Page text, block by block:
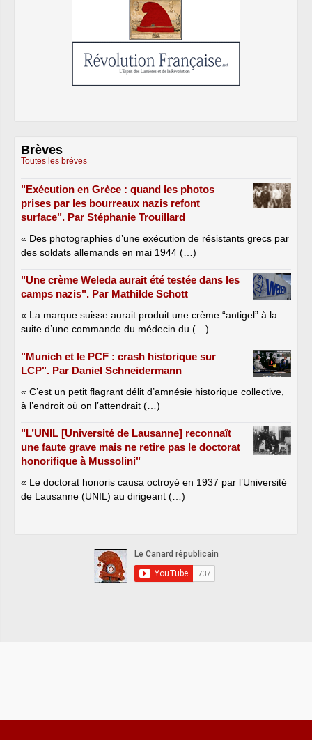
Brèves
Toutes les brèves
"Exécution en Grèce : quand les photos
prises par les bourreaux nazis refont
surface". Par Stéphanie Trouillard
« Des photographies d’une exécution de résistants grecs par
des soldats allemands en mai 1944 (…)
"Une crème Weleda aurait été testée dans les
camps nazis". Par Mathilde Schott
« La marque suisse aurait produit une crème “antigel” à la
suite d’une commande du médecin du (…)
"Munich et le PCF : crash historique sur
LCP". Par Daniel Schneidermann
« C’est un petit flagrant délit d’amnésie historique collective,
à l’endroit où on l’attendrait (…)
"L’UNIL [Université de Lausanne] reconnaît
une faute grave mais ne retire pas le doctorat
honorifique à Mussolini"
« Le doctorat honoris causa octroyé en 1937 par l’Université
de Lausanne (UNIL) au dirigeant (…)